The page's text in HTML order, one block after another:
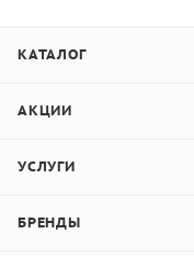
КАТАЛОГ
АКЦИИ
УСЛУГИ
БРЕНДЫ